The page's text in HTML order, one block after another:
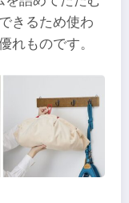
きるため使わ
れものです。